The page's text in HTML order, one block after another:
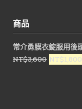
商品
常介勇膜衣錠服用後
NT$3,600 原
NT$1,800